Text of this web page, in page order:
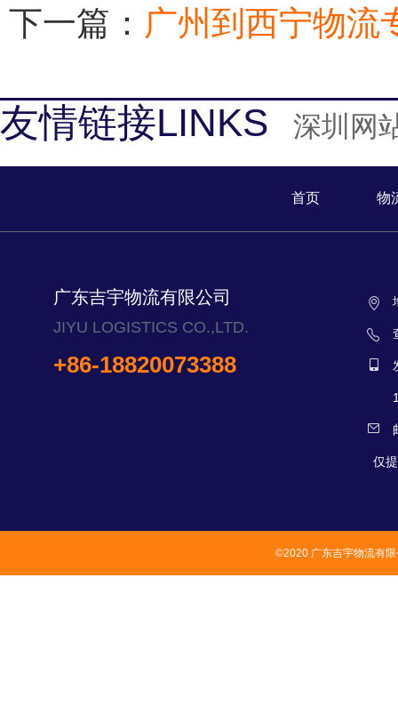
下一篇： 广州到西宁物流
友情链接LINKS 深圳网
首页 物
广东吉宇物流有限公司
JIYU LOGISTICS CO.,LTD.
+86-18820073388
仅
©2020 广东吉宇物流有